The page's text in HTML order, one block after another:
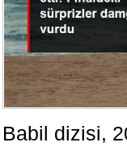
Babil dizisi,